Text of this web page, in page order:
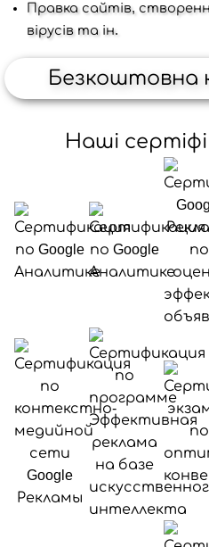
Правка сайтів,
вірусів та ін.
Безкоштовна
Наші